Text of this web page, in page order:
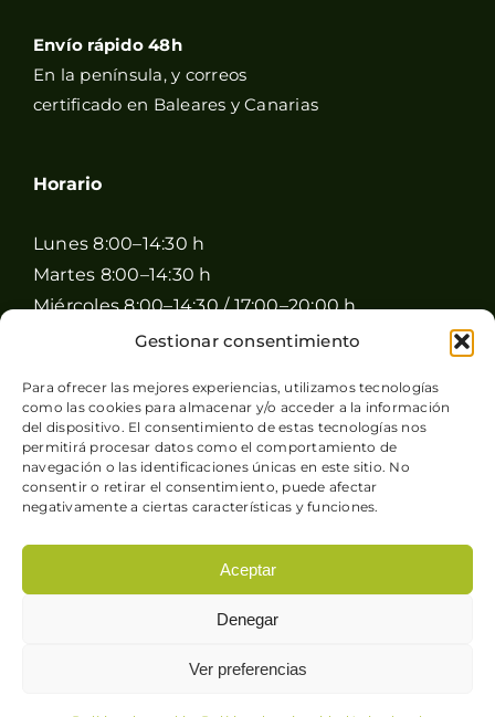
Gestionar consentimiento
Para ofrecer las mejores experiencias, utilizamos tecnologías
como las cookies para almacenar y/o acceder a la información
del dispositivo. El consentimiento de estas tecnologías nos
permitirá procesar datos como el comportamiento de
navegación o las identificaciones únicas en este sitio. No
consentir o retirar el consentimiento, puede afectar
negativamente a ciertas características y funciones.
Aceptar
Denegar
Ver preferencias
Envío rápido 48h
En la península, y correos
certificado en Baleares y Canarias
Horario
Lunes 8:00–14:30 h
Martes 8:00–14:30 h
Miércoles 8:00–14:30 / 17:00–20:00 h
Jueves 8:00–14:30 / 17:00–20:00 h
Sábado 8:00–15:00 h
Domingo Cerrado
Condiciones generales de
Política de cookies| Sitio web desarrollado